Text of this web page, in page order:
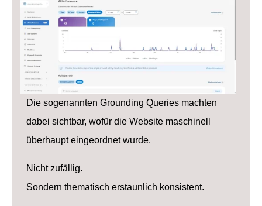
Die sogenannten Grounding Queries machten
dabei sichtbar, wofür die Website maschinell
überhaupt eingeordnet wurde.
Nicht zufällig.
Sondern thematisch erstaunlich konsistent.